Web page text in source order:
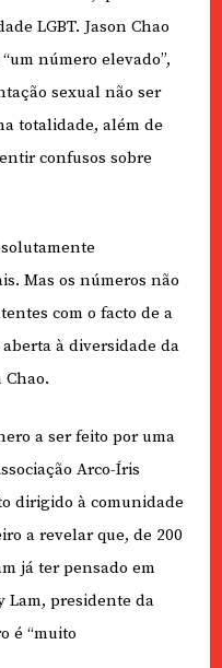
LGBT. Jason Chao
número elevado”,
sexual não ser
totalidade, além de
confusos sobre
Mas os números não
com o facto de a
à diversidade da
Chao.
a ser feito por uma
Arco-Íris
dirigido à comunidade
a revelar que, de 200
já ter pensado em
Lam, presidente da
é “muito